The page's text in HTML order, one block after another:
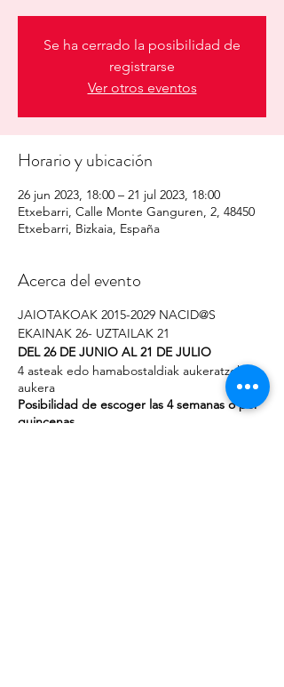
Se ha cerrado la posibilidad de
registrarse
Ver otros eventos
Horario y ubicación
26 jun 2023, 18:00 – 21 jul 2023, 18:00
Etxebarri, Calle Monte Ganguren, 2, 48450
Etxebarri, Bizkaia, España
Acerca del evento
JAIOTAKOAK 2015-2029 NACID@S
EKAINAK 26- UZTAILAK 21
DEL 26 DE JUNIO AL 21 DE JULIO
4 asteak edo hamabostaldiak aukeratzeko
aukera
Posibilidad de escoger las 4 semanas o por
quincenas